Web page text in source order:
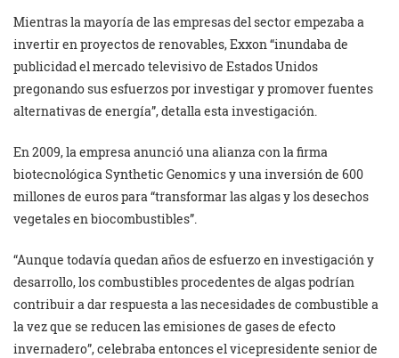
Mientras la mayoría de las empresas del sector empezaba a
invertir en proyectos de renovables, Exxon “inundaba de
publicidad el mercado televisivo de Estados Unidos
pregonando sus esfuerzos por investigar y promover fuentes
alternativas de energía”, detalla esta investigación.
En 2009, la empresa anunció una alianza con la firma
biotecnológica Synthetic Genomics y una inversión de 600
millones de euros para “transformar las algas y los desechos
vegetales en biocombustibles”.
“Aunque todavía quedan años de esfuerzo en investigación y
desarrollo, los combustibles procedentes de algas podrían
contribuir a dar respuesta a las necesidades de combustible a
la vez que se reducen las emisiones de gases de efecto
invernadero”, celebraba entonces el vicepresidente senior de